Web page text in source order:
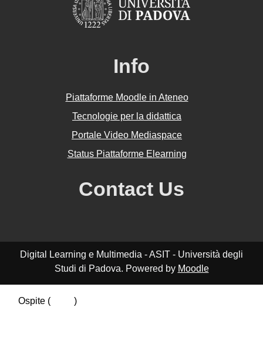
Info
Piattaforme Moodle in Ateneo
Tecnologie per la didattica
Portale Video Mediaspace
Status Piattaforme Elearning
Contact Us
Digital Learning e Multimedia - ASIT - Università degli
Studi di Padova. Powered by Moodle
Ospite (
)